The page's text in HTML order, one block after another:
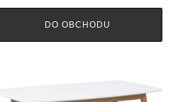
DO OBCHODU